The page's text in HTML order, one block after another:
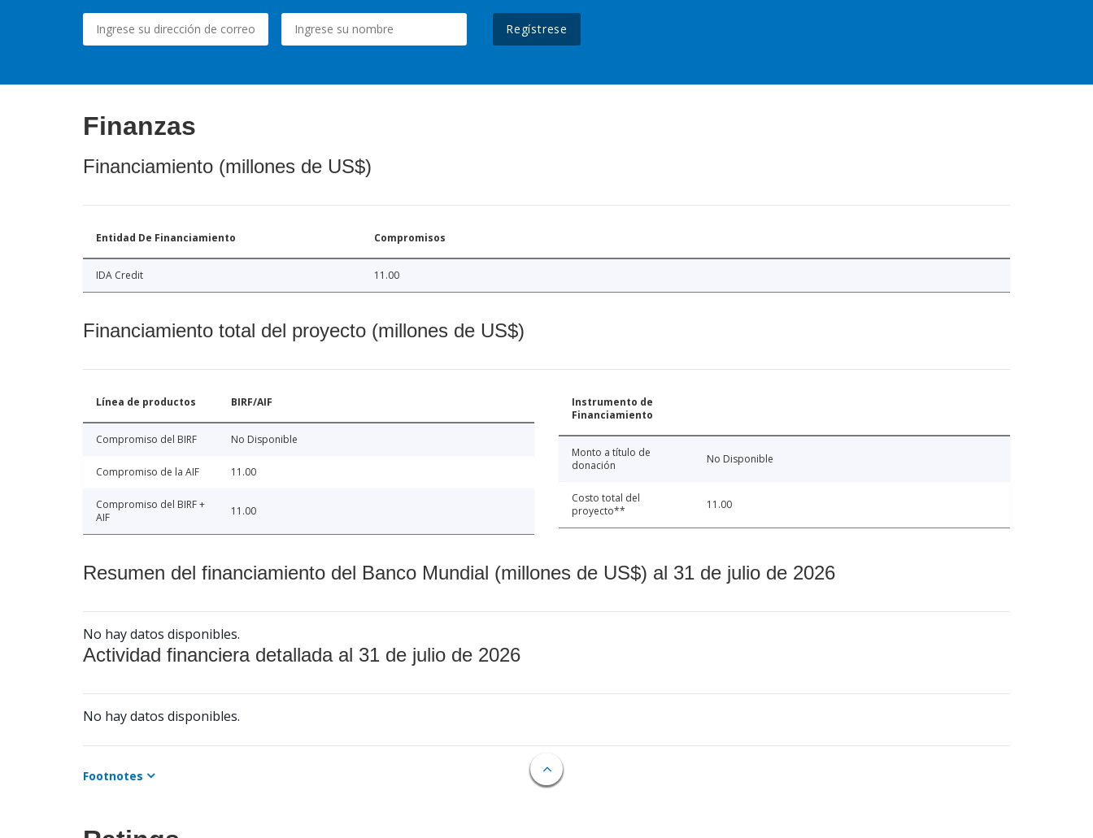
Regístrese
Finanzas
Financiamiento (millones de US$)
Entidad De Financiamiento Compromisos
IDA Credit 11.00
Financiamiento total del proyecto (millones de US$)
Línea de productos BIRF/AIF
Compromiso del BIRF No Disponible
Compromiso de la AIF 11.00
Compromiso del BIRF +
AIF
11.00
Instrumento de
Financiamiento
Monto a título de
donación
No Disponible
Costo total del
proyecto**
11.00
Resumen del financiamiento del Banco Mundial (millones de US$) al 31 de julio de 2026
No hay datos disponibles.
Actividad financiera detallada al 31 de julio de 2026
No hay datos disponibles.
Footnotes